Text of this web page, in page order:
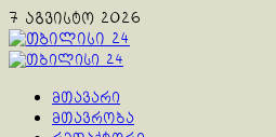
Skip
to
content
7 აგვისტო 2026
Primary
მთავარი
მთავრობა